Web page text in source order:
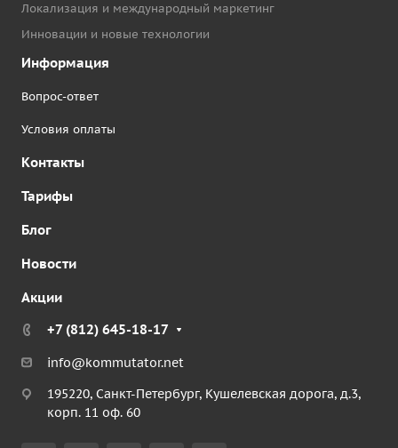
Локализация и международный маркетинг
Инновации и новые технологии
Информация
Вопрос-ответ
Условия оплаты
Контакты
Тарифы
Блог
Новости
Акции
+7 (812) 645-18-17
info@kommutator.net
195220, Санкт-Петербург, Кушелевская дорога, д.3,
корп. 11 оф. 60